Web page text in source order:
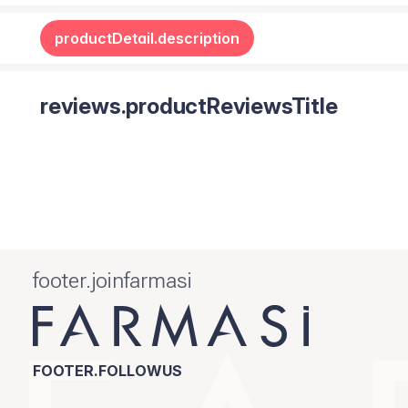
productDetail.description
reviews.productReviewsTitle
footer.joinfarmasi
FOOTER.FOLLOWUS